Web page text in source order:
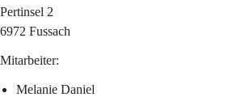
Pertinsel 2
6972 Fussach
Mitarbeiter:
Melanie Daniel